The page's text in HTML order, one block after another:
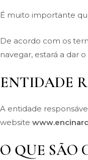
É muito importante
De acordo com os
navegar, estará a dar
ENTIDADE
A entidade
website
O QUE SÃO